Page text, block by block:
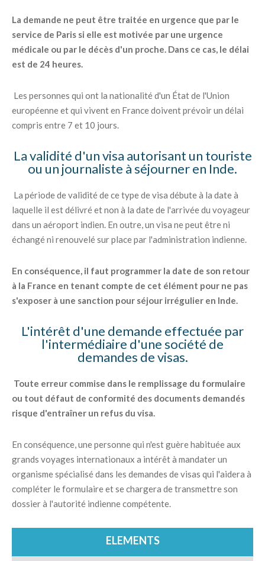
La demande ne peut être traitée en urgence que par le
service de Paris si elle est motivée par une urgence
médicale ou par le décès d'un proche. Dans ce cas, le délai
est de 24 heures.
Les personnes qui ont la nationalité d'un État de l'Union
européenne et qui vivent en France doivent prévoir un délai
compris entre 7 et 10 jours.
La validité d'un visa autorisant un touriste
ou un journaliste à séjourner en Inde.
La période de validité de ce type de visa débute à la date à
laquelle il est délivré et non à la date de l'arrivée du voyageur
dans un aéroport indien. En outre, un visa ne peut être ni
échangé ni renouvelé sur place par l'administration indienne.
En conséquence, il faut programmer la date de son retour
à la France en tenant compte de cet élément pour ne pas
s'exposer à une sanction pour séjour irrégulier en Inde.
L'intérêt d'une demande effectuée par
l'intermédiaire d'une société de
demandes de visas.
Toute erreur commise dans le remplissage du formulaire
ou tout défaut de conformité des documents demandés
risque d'entraîner un refus du visa.
En conséquence, une personne qui n'est guère habituée aux
grands voyages internationaux a intérêt à mandater un
organisme spécialisé dans les demandes de visas qui l'aidera à
compléter le formulaire et se chargera de transmettre son
dossier à l'autorité indienne compétente.
ELEMENTS